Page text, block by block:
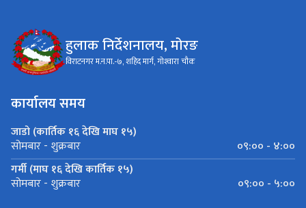
हुलाक निर्देशनालय, मोरङ
विराटनगर म.न.पा.-७, शहिद मार्ग, गोश्‍वारा चौक
कार्यालय समय
जाडो (कार्तिक १६ देखि माघ १५)
सोमबार - शुक्रबार
०९:०० - ४:००
गर्मी (माघ १६ देखि कार्तिक १५)
सोमबार - शुक्रबार ०९:०० - ५:००